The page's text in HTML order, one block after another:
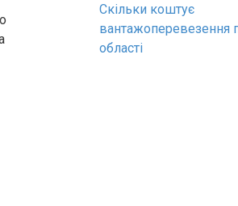
Скільки коштує
вантажоперевезення
області